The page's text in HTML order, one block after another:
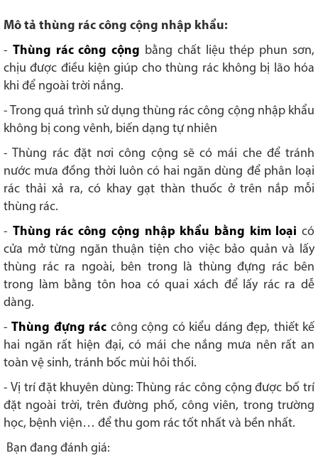
Mô tả thùng rác công cộng nhập khẩu:
- Thùng rác công cộng bằng chất liệu thép phun sơn,
chịu được điều kiện giúp cho thùng rác không bị lão hóa
khi để ngoài trời nắng.
- Trong quá trình sử dụng thùng rác công cộng nhập khẩu
không bị cong vênh, biến dạng tự nhiên
- Thùng rác đặt nơi công cộng sẽ có mái che để tránh
nước mưa đồng thời luôn có hai ngăn dùng để phân loại
rác thải xả ra, có khay gạt thàn thuốc ở trên nắp mỗi
thùng rác.
- Thùng rác công cộng nhập khẩu bằng kim loại có
cửa mở từng ngăn thuận tiện cho việc bảo quản và lấy
thùng rác ra ngoài, bên trong là thùng đựng rác bên
trong làm bằng tôn hoa có quai xách để lấy rác ra dễ
dàng.
-Thùng đựng rác công cộng có kiểu dáng đẹp, thiết kế
hai ngăn rất hiện đại, có mái che nắng mưa nên rất an
toàn vệ sinh, tránh bốc mùi hôi thối.
- Vị trí đặt khuyên dùng: Thùng rác công cộng được bố trí
đặt ngoài trời, trên đường phố, công viên, trong trường
học, bệnh viện… để thu gom rác tốt nhất và bền nhất.
Bạn đang đánh giá: